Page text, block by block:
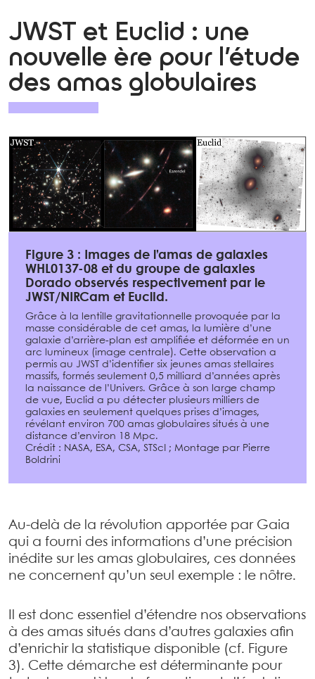
JWST et Euclid : une
nouvelle ère pour l’étude
des amas globulaires
Figure 3 : Images de l’amas de galaxies
WHL0137-08 et du groupe de galaxies
Dorado observés respectivement par le
JWST/NIRCam et Euclid.
Grâce à la lentille gravitationnelle provoquée par la
masse considérable de cet amas, la lumière d’une
galaxie d’arrière-plan est amplifiée et déformée en un
arc lumineux (image centrale). Cette observation a
permis au JWST d’identifier six jeunes amas stellaires
massifs, formés seulement 0,5 milliard d’années après
la naissance de l’Univers. Grâce à son large champ
de vue, Euclid a pu détecter plusieurs milliers de
galaxies en seulement quelques prises d’images,
révélant environ 700 amas globulaires situés à une
distance d’environ 18 Mpc.
Crédit : NASA, ESA, CSA, STScI ; Montage par Pierre
Boldrini
Au-delà de la révolution apportée par Gaia
qui a fourni des informations d’une précision
inédite sur les amas globulaires, ces données
ne concernent qu’un seul exemple : le nôtre.
Il est donc essentiel d’étendre nos observations
à des amas situés dans d’autres galaxies afin
d’enrichir la statistique disponible (cf. Figure
3). Cette démarche est déterminante pour